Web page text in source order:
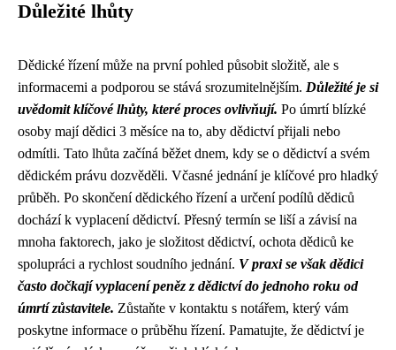
Důležité lhůty
Dědické řízení může na první pohled působit složitě, ale s
informacemi a podporou se stává srozumitelnějším. Důležité je si
uvědomit klíčové lhůty, které proces ovlivňují. Po úmrtí blízké
osoby mají dědici 3 měsíce na to, aby dědictví přijali nebo
odmítli. Tato lhůta začíná běžet dnem, kdy se o dědictví a svém
dědickém právu dozvěděli. Včasné jednání je klíčové pro hladký
průběh. Po skončení dědického řízení a určení podílů dědiců
dochází k vyplacení dědictví. Přesný termín se liší a závisí na
mnoha faktorech, jako je složitost dědictví, ochota dědiců ke
spolupráci a rychlost soudního jednání. V praxi se však dědici
často dočkají vyplacení peněz z dědictví do jednoho roku od
úmrtí zůstavitele. Zůstaňte v kontaktu s notářem, který vám
poskytne informace o průběhu řízení. Pamatujte, že dědictví je